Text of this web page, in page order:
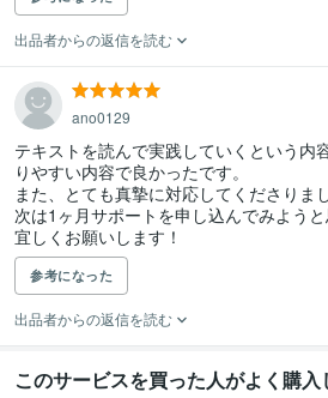
出品者からの返信を読む
ano0129
テキストを読んで実践していくという内
りやすい内容で良かったです。
また、とても真摯に対応してくださりま
次は1ヶ月サポートを申し込んでみようと
宜しくお願いします！
参考になった
出品者からの返信を読む
このサービスを買った人がよく購